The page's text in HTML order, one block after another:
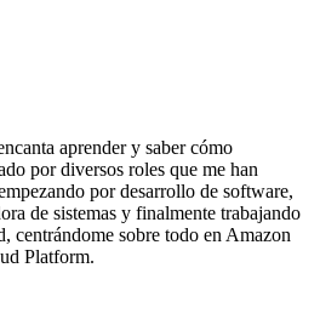
aprender y saber cómo
por diversos roles que me han
por desarrollo de software,
de sistemas y finalmente trabajando
centrándome sobre todo en Amazon
Platform.